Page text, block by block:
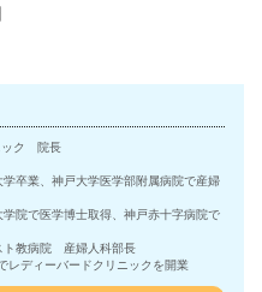
ック 院長
卒業、神戸大学医学部附属病院で産婦
院で医学博士取得、神戸赤十字病院で
教病院 産婦人科部長
ディーバードクリニックを開業